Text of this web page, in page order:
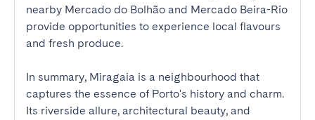
nearby Mercado do Bolhão and Mercado Beira-Rio
provide opportunities to experience local flavours
and fresh produce.
In summary, Miragaia is a neighbourhood that
captures the essence of Porto's history and charm.
Its riverside allure, architectural beauty, and